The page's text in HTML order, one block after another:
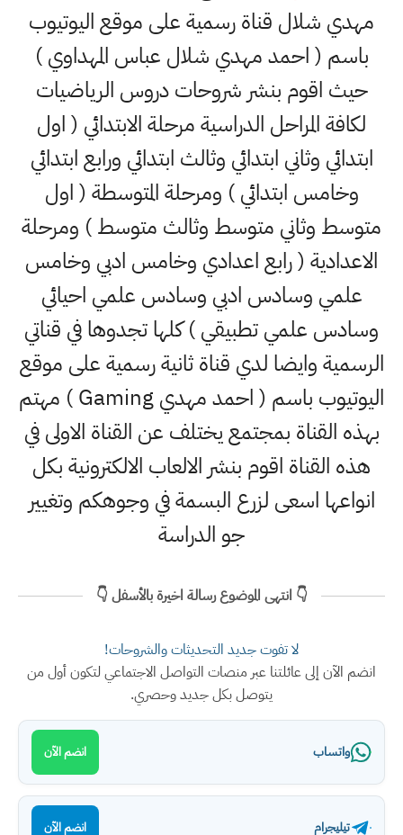
مهدي شلال قناة رسمية على موقع اليوتيوب
باسم ( احمد مهدي شلال عباس المهداوي )
حيث اقوم بنشر شروحات دروس الرياضيات
لكافة المراحل الدراسية مرحلة الابتدائي ( اول
ابتدائي وثاني ابتدائي وثالث ابتدائي ورابع ابتدائي
وخامس ابتدائي ) ومرحلة المتوسطة ( اول
متوسط وثاني متوسط وثالث متوسط ) ومرحلة
الاعدادية ( رابع اعدادي وخامس ادبي وخامس
علمي وسادس ادبي وسادس علمي احيائي
وسادس علمي تطبيقي ) كلها تجدوها في قناتي
الرسمية وايضا لدي قناة ثانية رسمية على موقع
اليوتيوب باسم ( احمد مهدي Gaming ) مهتم
بهذه القناة بمجتمع يختلف عن القناة الاولى في
هذه القناة اقوم بنشر الالعاب الالكترونية بكل
انواعها اسعى لزرع البسمة في وجوهكم وتغيير
جو الدراسة
👇 انتهى الموضوع رسالة اخيرة بالأسفل 👇
لا تفوت جديد التحديثات والشروحات!
انضم الآن إلى عائلتنا عبر منصات التواصل الاجتماعي لتكون أول من
يتوصل بكل جديد وحصري.
واتساب انضم الآن
تيليجرام انضم الآن